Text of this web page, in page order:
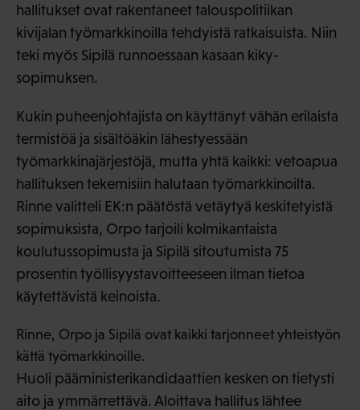
hallitukset ovat rakentaneet talouspolitiikan
kivijalan työmarkkinoilla tehdyistä ratkaisuista. Niin
teki myös Sipilä runnoessaan kasaan kiky-
sopimuksen.
Kukin puheenjohtajista on käyttänyt vähän erilaista
termistöä ja sisältöäkin lähestyessään
työmarkkinajärjestöjä, mutta yhtä kaikki: vetoapua
hallituksen tekemisiin halutaan työmarkkinoilta.
Rinne valitteli EK:n päätöstä vetäytyä keskitetyistä
sopimuksista, Orpo tarjoili kolmikantaista
koulutussopimusta ja Sipilä sitoutumista 75
prosentin työllisyystavoitteeseen ilman tietoa
käytettävistä keinoista.
Rinne, Orpo ja Sipilä ovat kaikki tarjonneet yhteistyön
kättä työmarkkinoille.
Huoli pääministerikandidaattien kesken on tietysti
aito ja ymmärrettävä. Aloittava hallitus lähtee